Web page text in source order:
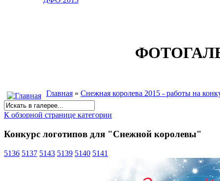
Главная » Снежная королева 2015 - работы на
К обзорной странице категории
Конкурс логотипов для "Снежной королевы"
5136 5137 5143 5139 5140 5141